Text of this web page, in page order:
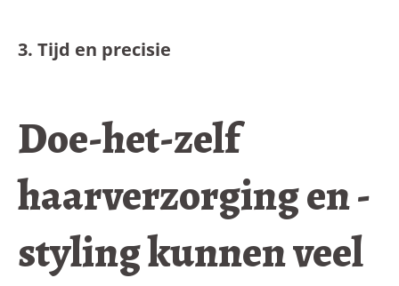
3. Tijd en precisie
Doe-het-zelf
haarverzorging en -
styling kunnen veel